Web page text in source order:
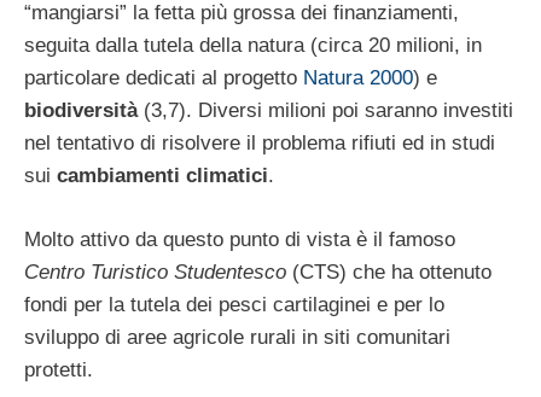
“mangiarsi” la fetta più grossa dei finanziamenti,
seguita dalla tutela della natura (circa 20 milioni, in
particolare dedicati al progetto Natura 2000) e
biodiversità (3,7). Diversi milioni poi saranno investiti
nel tentativo di risolvere il problema rifiuti ed in studi
sui cambiamenti climatici.
Molto attivo da questo punto di vista è il famoso
Centro Turistico Studentesco (CTS) che ha ottenuto
fondi per la tutela dei pesci cartilaginei e per lo
sviluppo di aree agricole rurali in siti comunitari
protetti.